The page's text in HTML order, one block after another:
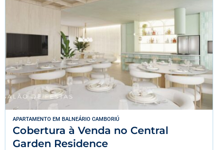
APARTAMENTO EM BALNEÁRIO CAMBORIÚ
Cobertura à Venda no Central
Garden Residence